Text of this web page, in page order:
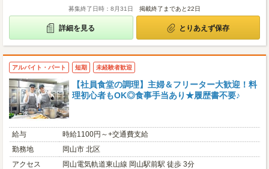
募集終了日時：8月31日 掲載終了まであと22日
詳細を見る とりあえず保存
アルバイト・パート 短期 未経験者歓迎
【社員食堂の調理】主婦＆フリーター大歓迎！料
理初心者もOK◎食事手当あり★履歴書不要♪
給与
時給1100円～+交通費支給
勤務地
岡山市 北区
アクセス
岡山電気軌道東山線 岡山駅前駅 徒歩 3分